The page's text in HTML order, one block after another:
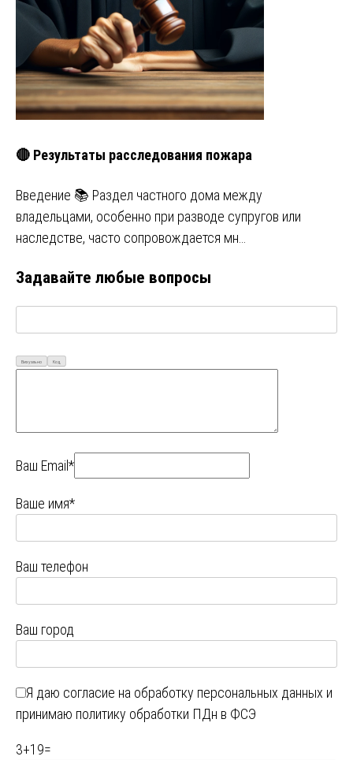
🔴 Результаты расследования пожара
Введение 📚 Раздел частного дома между
владельцами, особенно при разводе супругов или
наследстве, часто сопровождается мн…
Задавайте любые вопросы
Визуально Код
Ваш Email*
Ваше имя*
Ваш телефон
Ваш город
Я даю согласие на обработку персональных данных и
принимаю политику обработки ПДн в ФСЭ
3+19=